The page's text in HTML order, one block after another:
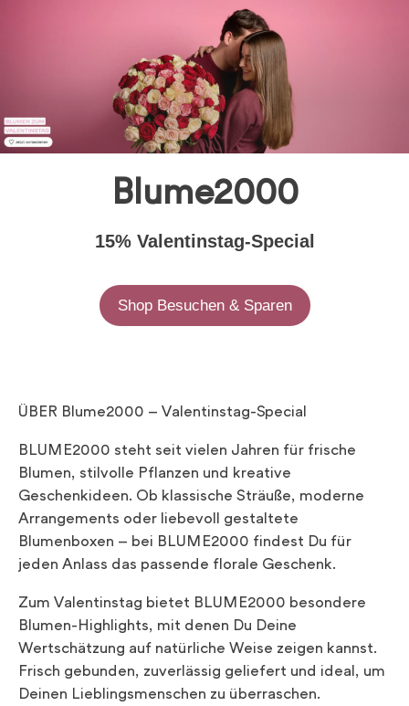
Blume2000
15% Valentinstag-Special
Shop Besuchen & Sparen
ÜBER Blume2000 – Valentinstag-Special
BLUME2000 steht seit vielen Jahren für frische
Blumen, stilvolle Pflanzen und kreative
Geschenkideen. Ob klassische Sträuße, moderne
Arrangements oder liebevoll gestaltete
Blumenboxen – bei BLUME2000 findest Du für
jeden Anlass das passende florale Geschenk.
Zum Valentinstag bietet BLUME2000 besondere
Blumen-Highlights, mit denen Du Deine
Wertschätzung auf natürliche Weise zeigen kannst.
Frisch gebunden, zuverlässig geliefert und ideal, um
Deinen Lieblingsmenschen zu überraschen.